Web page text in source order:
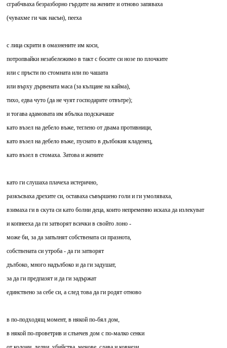
сграбчваха безразборно гърдите на жените и отново запяваха
(чувахме ги чак насън), пееха
с лица скрити в омазнените им коси,
потропвайки незабележимо в такт с босите си нозе по плочките
или с пръсти по стомната или по чашата
или върху дървената маса (за кълцане на кайма),
тихо, едва чуто (да не чуят господарите отвътре);
и тогава адамовата им ябълка подскачаше
като възел на дебело въже, теглено от двама противници,
като възел на дебело въже, пуснато в дълбокия кладенец,
като възел в стомаха. Затова и жените
като ги слушаха плачеха истерично,
разкъсваха дрехите си, оставаха съвършено голи и ги умоляваха,
взимаха ги в скута си като болни деца, които непременно искаха да излекуват
и копнееха да ги затворят всички в свойто лоно -
може би, за да запълнят собствената си празнота,
собствената си утроба - да ги затворят
дълбоко, много надълбоко и да ги задушат,
за да ги предпазят и да ги задържат
единствено за себе си, а след това да ги родят отново
в по-подходящ момент, в някой по-бял дом,
в някой по-проветрив и слънчев дом с по-малко сенки